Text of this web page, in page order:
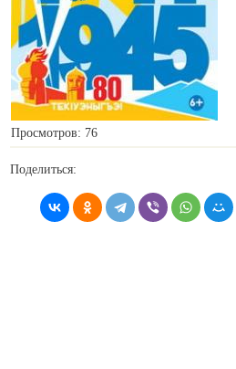
Просмотров: 76
Поделиться: